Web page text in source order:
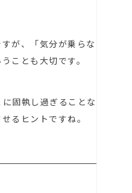
が、「気分が乗らな
ことも大切です。
固執し過ぎることな
るヒントですね。